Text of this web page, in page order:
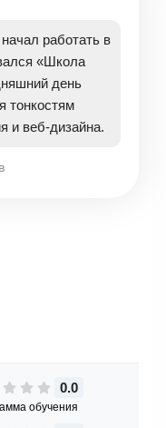
работать в
«Школа
день
тонкостям
и веб-дизайна.
0.0
обучения